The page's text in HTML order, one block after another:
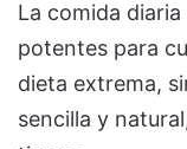
La comida
potentes para
dieta extrema,
sencilla y